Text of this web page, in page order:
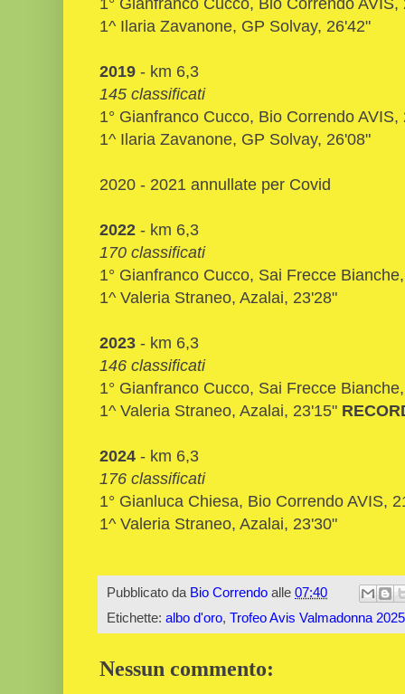
1^ Ilaria Zavanone, GP Solvay, 26'42"
2019 - km 6,3
145 classificati
1° Gianfranco Cucco, Bio Correndo AVIS,
1^ Ilaria Zavanone, GP Solvay, 26'08"
2020 - 2021 annullate per Covid
2022 - km 6,3
170 classificati
1° Gianfranco Cucco, Sai Frecce
1^ Valeria Straneo, Azalai, 23'28"
2023 - km 6,3
146 classificati
1° Gianfranco Cucco, Sai Frecce
1^ Valeria Straneo, Azalai, 23'15"
2024 - km 6,3
176 classificati
1° Gianluca Chiesa, Bio Correndo AVIS,
1^ Valeria Straneo, Azalai, 23'30"
Pubblicato da Bio Correndo alle 07:40
Etichette: albo d'oro, Trofeo Avis Valmadonna 2025
Nessun commento: